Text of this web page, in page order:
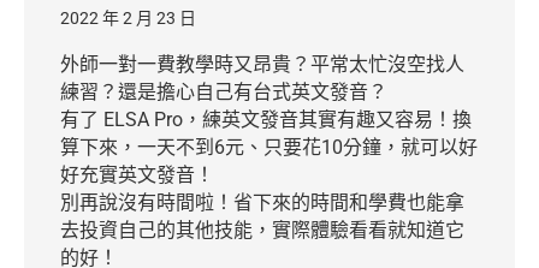
2022 年 2 月 23 日
外師一對一費教學時又昂貴？平常太忙沒空找人
練習？還是擔心自己有台式英文發音？
有了 ELSA Pro，練英文發音其實有趣又容易！換
算下來，一天不到6元、只要花10分鐘，就可以好
好充實英文發音！
別再說沒有時間啦！省下來的時間和學費也能拿
去投資自己的其他技能，實際體驗看看就知道它
的好！